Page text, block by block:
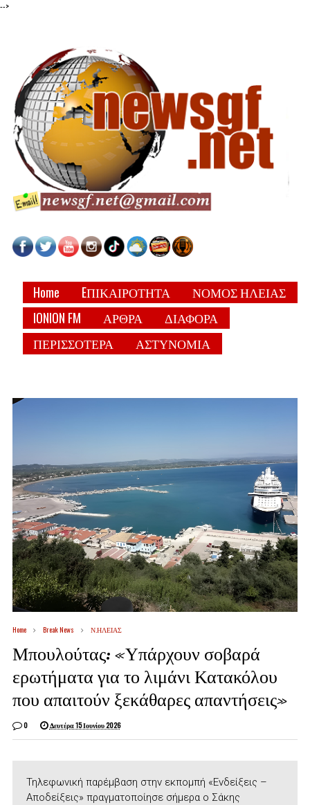
-->
Home EΠΙΚΑΙΡΟΤΗΤΑ
ΝΟΜΟΣ ΗΛΕΙΑΣ
IONION FM
ΑΡΘΡΑ
ΔΙΑΦΟΡΑ
ΠΕΡΙΣΣΟΤΕΡΑ
ΑΣΤΥΝΟΜΙΑ
Home Break News Ν.ΗΛΕΙΑΣ
Μπουλούτας: «Υπάρχουν σοβαρά
ερωτήματα για το λιμάνι Κατακόλου
που απαιτούν ξεκάθαρες απαντήσεις»
0 Δευτέρα 15 Ιουνίου 2026
Τηλεφωνική παρέμβαση στην εκπομπή «Ενδείξεις –
Αποδείξεις» πραγματοποίησε σήμερα ο Σάκης